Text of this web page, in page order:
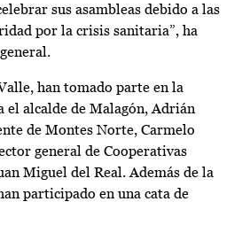
sus asambleas debido a las
por la crisis sanitaria”, ha
han tomado parte en la
el alcalde de Malagón, Adrián
de Montes Norte, Carmelo
general de Cooperativas
Miguel del Real. Además de la
participado en una cata de